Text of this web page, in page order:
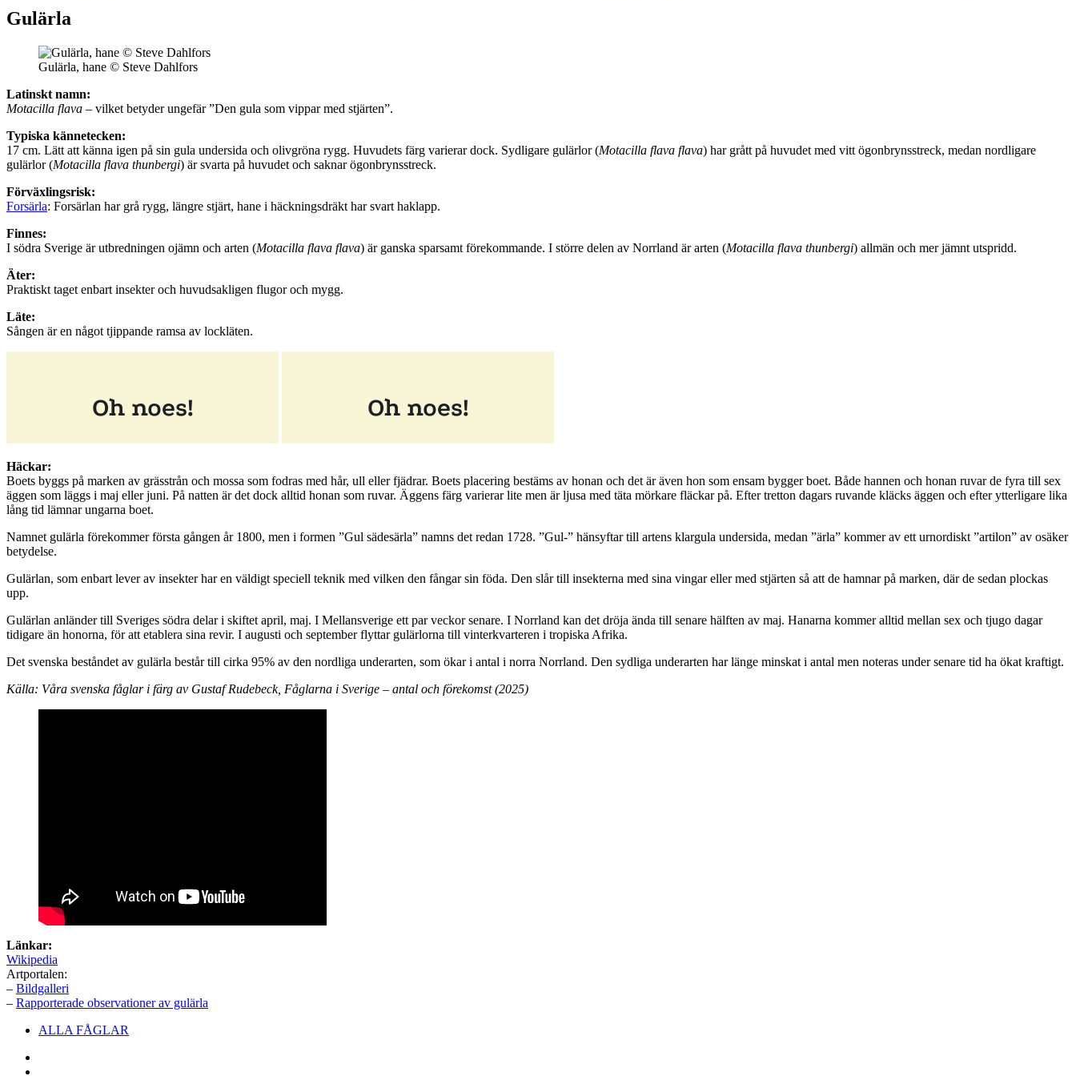
Gulärla
Gulärla, hane © Steve Dahlfors
Latinskt namn:
Motacilla flava – vilket betyder ungefär ”Den gula som vippar med stjärten”.
Typiska kännetecken:
17 cm. Lätt att känna igen på sin gula undersida och olivgröna rygg. Huvudets färg varierar dock. Sydligare gulärlor (Motacilla flava flava) har grått på huvudet med vitt ögonbrynsstreck, medan nordligare
gulärlor (Motacilla flava thunbergi) är svarta på huvudet och saknar ögonbrynsstreck.
Förväxlingsrisk:
Forsärla: Forsärlan har grå rygg, längre stjärt, hane i häckningsdräkt har svart haklapp.
Finnes:
I södra Sverige är utbredningen ojämn och arten (Motacilla flava flava) är ganska sparsamt förekommande. I större delen av Norrland är arten (Motacilla flava thunbergi) allmän och mer jämnt utspridd.
Äter:
Praktiskt taget enbart insekter och huvudsakligen flugor och mygg.
Läte:
Sången är en något tjippande ramsa av lockläten.
Häckar:
Boets byggs på marken av grässtrån och mossa som fodras med hår, ull eller fjädrar. Boets placering bestäms av honan och det är även hon som ensam bygger boet. Både hannen och honan ruvar de fyra till sex
äggen som läggs i maj eller juni. På natten är det dock alltid honan som ruvar. Äggens färg varierar lite men är ljusa med täta mörkare fläckar på. Efter tretton dagars ruvande kläcks äggen och efter ytterligare lika
lång tid lämnar ungarna boet.
Namnet gulärla förekommer första gången år 1800, men i formen ”Gul sädesärla” namns det redan 1728. ”Gul-” hänsyftar till artens klargula undersida, medan ”ärla” kommer av ett urnordiskt ”artilon” av osäker
betydelse.
Gulärlan, som enbart lever av insekter har en väldigt speciell teknik med vilken den fångar sin föda. Den slår till insekterna med sina vingar eller med stjärten så att de hamnar på marken, där de sedan plockas
upp.
Gulärlan anländer till Sveriges södra delar i skiftet april, maj. I Mellansverige ett par veckor senare. I Norrland kan det dröja ända till senare hälften av maj. Hanarna kommer alltid mellan sex och tjugo dagar
tidigare än honorna, för att etablera sina revir. I augusti och september flyttar gulärlorna till vinterkvarteren i tropiska Afrika.
Det svenska beståndet av gulärla består till cirka 95% av den nordliga underarten, som ökar i antal i norra Norrland. Den sydliga underarten har länge minskat i antal men noteras under senare tid ha ökat kraftigt.
Källa: Våra svenska fåglar i färg av Gustaf Rudebeck, Fåglarna i Sverige – antal och förekomst (2025)
Länkar:
Wikipedia
Artportalen:
– Bildgalleri
– Rapporterade observationer av gulärla
Sidfotsmeny
ALLA FÅGLAR